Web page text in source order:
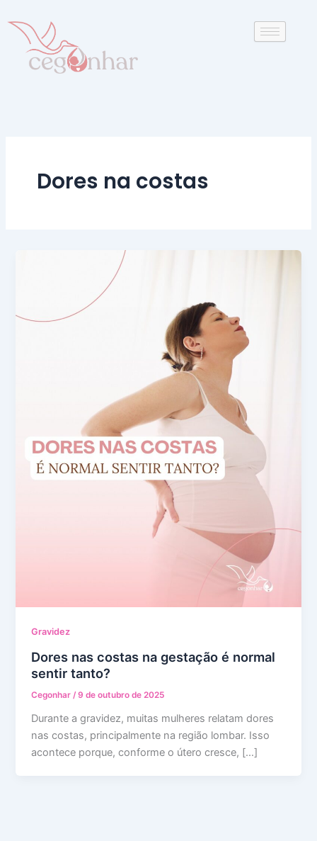
para
conteúdo
Dores na costas
Gravidez
Dores nas costas na gestação é normal
sentir tanto?
Cegonhar /9 de outubro de 2025
Durante a gravidez, muitas mulheres relatam dores
nas costas, principalmente na região lombar. Isso
acontece porque, conforme o útero cresce, […]